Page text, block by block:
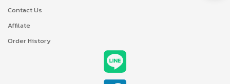
Contact Us
Affilate
Order History